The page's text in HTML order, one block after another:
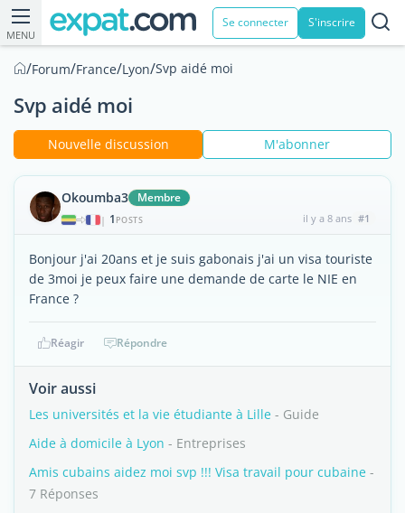
MENU
Se connecter S'inscrire
/Forum/France/Lyon/Svp aidé moi
Svp aidé moi
Nouvelle discussion M'abonner
Okoumba3 Membre
| 1 POSTS il y a 8 ans #1
Bonjour j'ai 20ans et je suis gabonais j'ai un visa touriste
de 3moi je peux faire une demande de carte le NIE en
France ?
Réagir Répondre
Voir aussi
Les universités et la vie étudiante à Lille - Guide
Aide à domicile à Lyon - Entreprises
Amis cubains aidez moi svp !!! Visa travail pour cubaine -
7 Réponses